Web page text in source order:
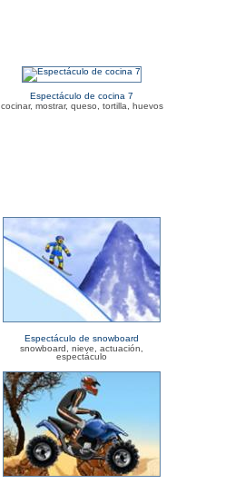
Espectáculo de cocina 7
cocinar, mostrar, queso, tortilla, huevos
Espectáculo de snowboard
snowboard, nieve, actuación,
espectáculo